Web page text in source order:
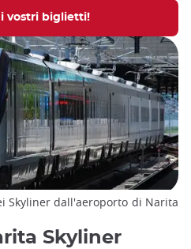
vostri biglietti!
Skyliner
Skyliner dall'aeroporto di Narita